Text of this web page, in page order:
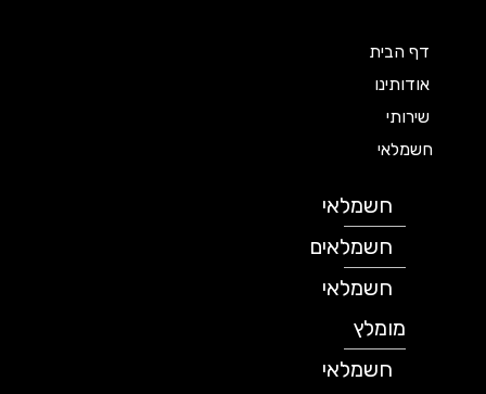
דף הבית
אודותינו
שירותי
חשמלאי
חשמלאי
חשמלאים
חשמלאי
מומלץ
חשמלאי